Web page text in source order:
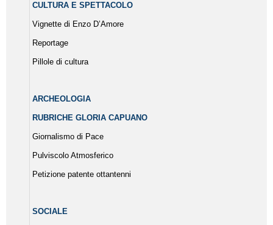
CULTURA E SPETTACOLO
Vignette di Enzo D’Amore
Reportage
Pillole di cultura
ARCHEOLOGIA
RUBRICHE GLORIA CAPUANO
Giornalismo di Pace
Pulviscolo Atmosferico
Petizione patente ottantenni
SOCIALE